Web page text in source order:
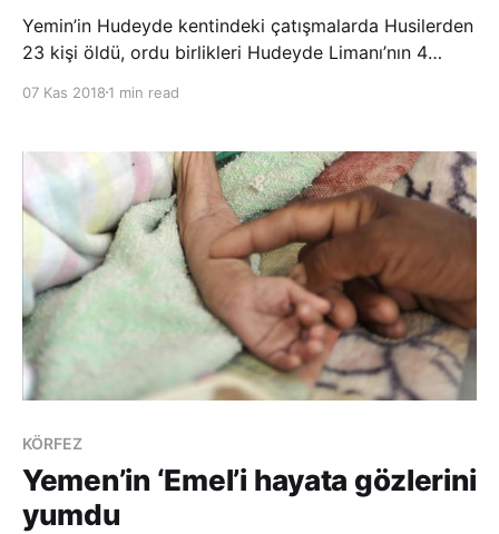
Yemin’in Hudeyde kentindeki çatışmalarda Husilerden
23 kişi öldü, ordu birlikleri Hudeyde Limanı’nın 4
ilerleyen ordu birlikleri stratejik konumdaki Hudeyde
23 kişi öldü.
07 Kas 2018 1 min read
KÖRFEZ
Yemen’in ‘Emel’i hayata gözlerini
yumdu